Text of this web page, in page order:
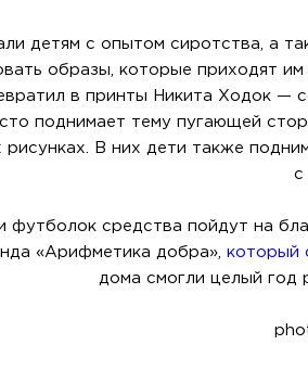
детям с опытом сиротства, а
образы, которые приходят
в принты Никита Ходок —
поднимает тему пугающей
рисунках. В них дети также
с
средства пойдут на
«Арифметика добра», который
дома смогли целый год